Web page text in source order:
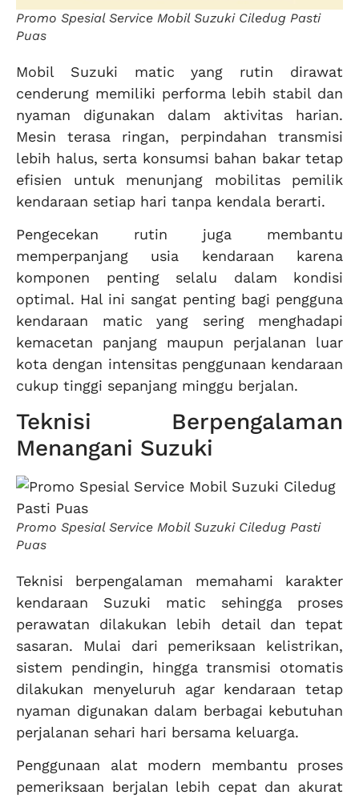
Promo Spesial Service Mobil Suzuki Ciledug Pasti
Puas
Mobil Suzuki matic yang rutin dirawat
cenderung memiliki performa lebih stabil dan
nyaman digunakan dalam aktivitas harian.
Mesin terasa ringan, perpindahan transmisi
lebih halus, serta konsumsi bahan bakar tetap
efisien untuk menunjang mobilitas pemilik
kendaraan setiap hari tanpa kendala berarti.
Pengecekan rutin juga membantu
memperpanjang usia kendaraan karena
komponen penting selalu dalam kondisi
optimal. Hal ini sangat penting bagi pengguna
kendaraan matic yang sering menghadapi
kemacetan panjang maupun perjalanan luar
kota dengan intensitas penggunaan kendaraan
cukup tinggi sepanjang minggu berjalan.
Teknisi Berpengalaman
Menangani Suzuki
Promo Spesial Service Mobil Suzuki Ciledug Pasti
Puas
Teknisi berpengalaman memahami karakter
kendaraan Suzuki matic sehingga proses
perawatan dilakukan lebih detail dan tepat
sasaran. Mulai dari pemeriksaan kelistrikan,
sistem pendingin, hingga transmisi otomatis
dilakukan menyeluruh agar kendaraan tetap
nyaman digunakan dalam berbagai kebutuhan
perjalanan sehari hari bersama keluarga.
Penggunaan alat modern membantu proses
pemeriksaan berjalan lebih cepat dan akurat